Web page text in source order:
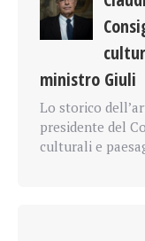
ministro Giuli
Lo storico
presidente del
culturali e